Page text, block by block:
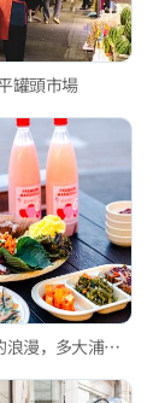
罐頭市場
享用一杯大海的浪漫，多大浦「奶奶家」手工馬格利酒與海鮮